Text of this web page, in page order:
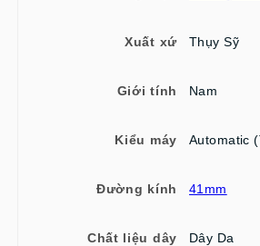
Xuất xứ Thụy Sỹ
Giới tính Nam
Kiểu máy Automatic
Đường kính 41mm
Chất liệu dây Dây Da